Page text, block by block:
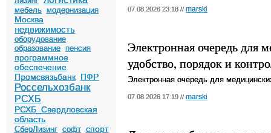
мебель модернизация
Москва
недвижимость
оборудование
образование пенсия
программное
обеспечение
Промсвязьбанк ПФР
Россельхозбанк
РСХБ
РСХБ_Свердловская
область
СберЛизинг софт спорт
07.08.2026 23:18 // marski
Электронная очередь для
удобство, порядок и
Электронная очередь для
07.08.2026 17:19 // marski